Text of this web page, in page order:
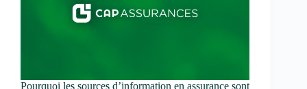
Pourquoi les sources d’information en assurance sont